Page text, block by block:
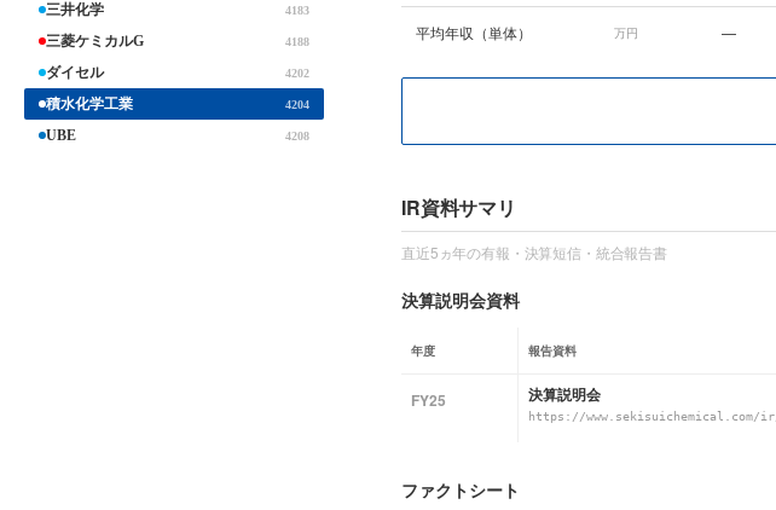
三井化学 4183
三菱ケミカルG 4188
ダイセル 4202
積水化学工業 4204
UBE 4208
平均年収（単体） 万円 —
IR資料サマリ
直近5ヵ年の有報・決算短信・統合報告書
決算説明会資料
年度 報告資料
FY25 決算説明会
https://
ファクトシート